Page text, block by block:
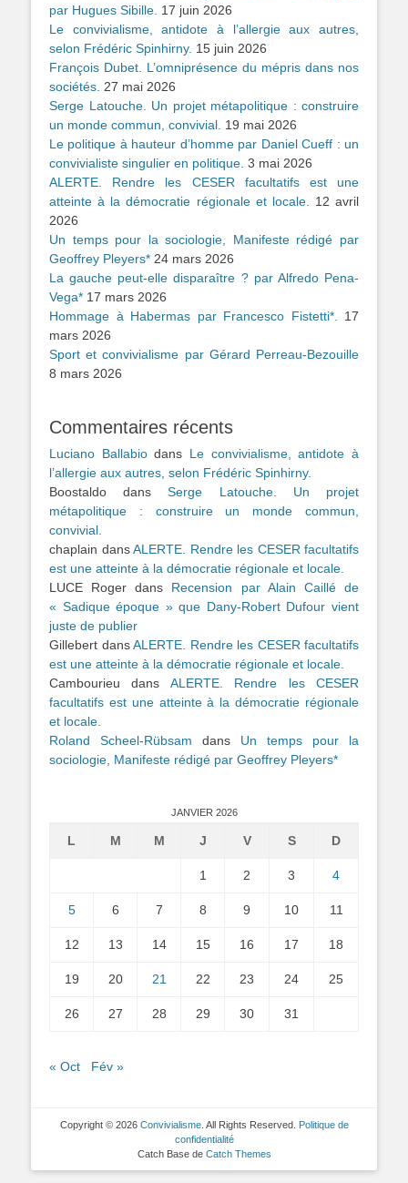
par Hugues Sibille. 17 juin 2026
Le convivialisme, antidote à l’allergie aux autres,
selon Frédéric Spinhirny. 15 juin 2026
François Dubet. L’omniprésence du mépris dans nos
sociétés. 27 mai 2026
Serge Latouche. Un projet métapolitique : construire
un monde commun, convivial. 19 mai 2026
Le politique à hauteur d’homme par Daniel Cueff : un
convivialiste singulier en politique. 3 mai 2026
ALERTE. Rendre les CESER facultatifs est une
atteinte à la démocratie régionale et locale.
12 avril
2026
Un temps pour la sociologie, Manifeste rédigé par
Geoffrey Pleyers* 24 mars 2026
La gauche peut-elle disparaître ? par Alfredo Pena-
Vega* 17 mars 2026
Hommage à Habermas par Francesco Fistetti*.
17
mars 2026
Sport et convivialisme par Gérard Perreau-Bezouille
8 mars 2026
Commentaires récents
Luciano Ballabiodans Le convivialisme, antidote à
l’allergie aux autres, selon Frédéric Spinhirny.
Boostaldo dansSerge Latouche. Un projet
métapolitique : construire un monde commun,
convivial.
chaplain dansALERTE. Rendre les CESER facultatifs
est une atteinte à la démocratie régionale et locale.
LUCE Roger dans Recension par Alain Caillé de
« Sadique époque » que Dany-Robert Dufour vient
juste de publier
Gillebert dansALERTE. Rendre les CESER facultatifs
est une atteinte à la démocratie régionale et locale.
Cambourieu dans ALERTE. Rendre les CESER
facultatifs est une atteinte à la démocratie régionale
et locale.
Roland Scheel-Rübsam dans Un temps pour la
sociologie, Manifeste rédigé par Geoffrey Pleyers*
JANVIER 2026
L M M J V S D
1 2 3 4
5 6 7 8 9 10 11
12 13 14 15 16 17 18
19 20 21 22 23 24 25
26 27 28 29 30 31
« Oct Fév »
Copyright © 2026 Convivialisme. All Rights Reserved. Politique de
confidentialité
Catch Base de Catch Themes